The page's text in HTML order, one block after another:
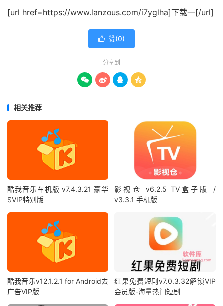
[url href=https://www.lanzous.com/i7yglha]下载一[/url]
 赞(0)
分享到
   
相关推荐
酷我音乐车机版 v7.4.3.21 豪华
SVIP特别版
影视仓 v6.2.5 TV盒子版 /
v3.3.1 手机版
酷我音乐v12.1.2.1 for Android去
广告VIP版
红果免费短剧v7.0.3.32解锁VIP
会员版-海量热门短剧